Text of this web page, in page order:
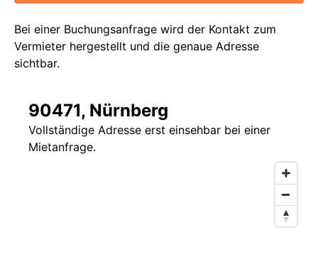
Bei einer Buchungsanfrage wird der Kontakt zum
Vermieter hergestellt und die genaue Adresse
sichtbar.
90471, Nürnberg
Vollständige Adresse erst einsehbar bei einer
Mietanfrage.